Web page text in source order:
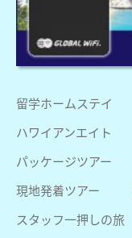
留学ホームステイ
ハワイアンエイト
パッケージツアー
現地発着ツアー
スタッフ一押しの旅